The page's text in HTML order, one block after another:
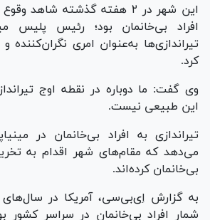
افراد بی‌خانمان بود؛ رئیس پلیس
تیراندازی‌ها به‌عنوان امری نگران‌کننده
کرد.
وی گفت: ما دوباره در نقطه اوج
این طبیعی نیست.
تیراندازی به افراد بی‌خانمان در
می‌دهد که مقام‌های شهر اقدام به
بی‌خانمان کرده‌اند.
به گزارش اِی‌بی‌سی، آمریکا در
شمار افراد بی‌خانمان در سراسر کشور